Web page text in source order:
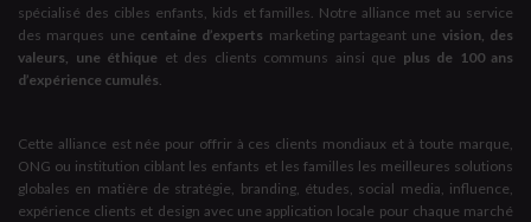
spécialisé des cibles enfants, kids et familles. Notre alliance met au service
des marques une centaine d’experts marketing partageant une vision, des
valeurs, une éthique et des clients communs ainsi que plus de 100 ans
d’expérience cumulés
Cette alliance est née pour offrir à ces clients mondiaux et à toute marque,
ONG ou institution ciblant les enfants et les familles les meilleures solutions
globales en matière de stratégie, branding, études, social media, influence,
expérience clients et design avec une application locale pour chaque marché